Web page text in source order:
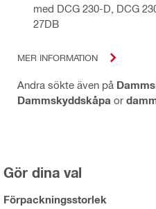
med DCG 230-D, DCG
27DB
MER INFORMATION
Andra sökte även på
Dammskyddskåpa or
Gör dina val
Förpackningsstorlek